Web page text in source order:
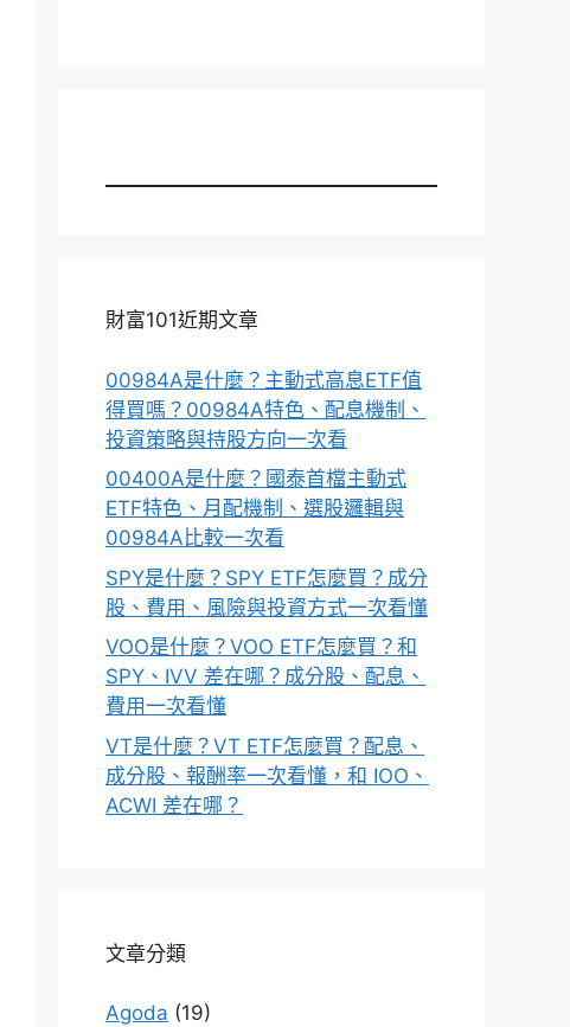
財富101近期文章
00984A是什麼？主動式高息ETF值
得買嗎？00984A特色、配息機制、
投資策略與持股方向一次看
00400A是什麼？國泰首檔主動式
ETF特色、月配機制、選股邏輯與
00984A比較一次看
SPY是什麼？SPY ETF怎麼買？成分
股、費用、風險與投資方式一次看懂
VOO是什麼？VOO ETF怎麼買？和
SPY、IVV 差在哪？成分股、配息、
費用一次看懂
VT是什麼？VT ETF怎麼買？配息、
成分股、報酬率一次看懂，和 IOO、
ACWI 差在哪？
文章分類
Agoda (19)